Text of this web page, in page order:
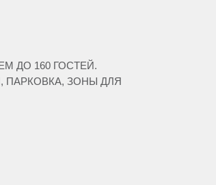
ДО 160 ГОСТЕЙ.
ПАРКОВКА, ЗОНЫ ДЛЯ